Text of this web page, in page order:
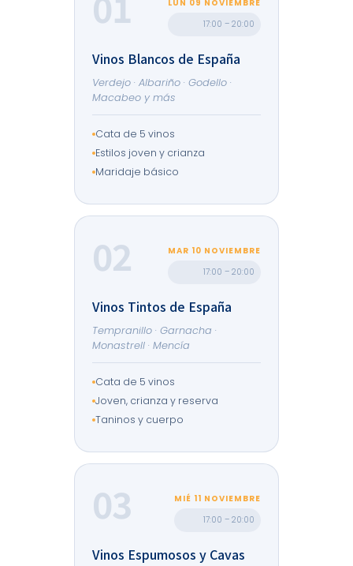
LUN 09 NOVIEMBRE
17:00 – 20:00
Vinos Blancos de España
Verdejo · Albariño · Godello ·
Macabeo y más
Cata de 5 vinos
Estilos joven y crianza
Maridaje básico
02
MAR 10 NOVIEMBRE
17:00 – 20:00
Vinos Tintos de España
Tempranillo · Garnacha ·
Monastrell · Mencía
Cata de 5 vinos
Joven, crianza y reserva
Taninos y cuerpo
03
MIÉ 11 NOVIEMBRE
17:00 – 20:00
Vinos Espumosos y Cavas